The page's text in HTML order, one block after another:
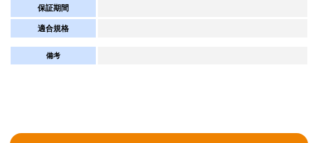
保証期間
適合規格
備考